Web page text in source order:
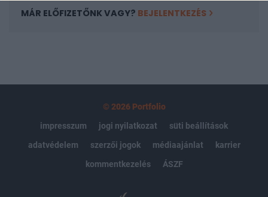
MÁR ELŐFIZETŐNK VAGY? BEJELENTKEZÉS
© 2026 Portfolio
impresszum
jogi nyilatkozat
süti beállítások
adatvédelem
szerzői jogok médiaajánlat
karrier
kommentkezelés
ÁSZF